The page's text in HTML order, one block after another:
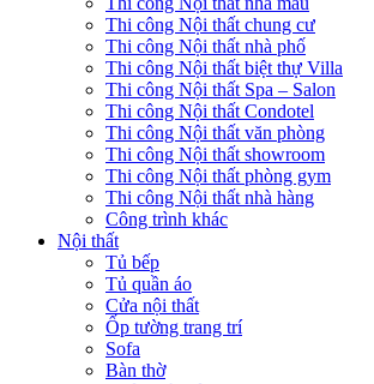
Thi công Nội thất chung cư
Thi công Nội thất nhà phố
Thi công Nội thất biệt thự Villa
Thi công Nội thất Spa – Salon
Thi công Nội thất Condotel
Thi công Nội thất văn phòng
Thi công Nội thất showroom
Thi công Nội thất phòng gym
Thi công Nội thất nhà hàng
Công trình khác
Nội thất
Tủ bếp
Tủ quần áo
Cửa nội thất
Ốp tường trang trí
Sofa
Bàn thờ